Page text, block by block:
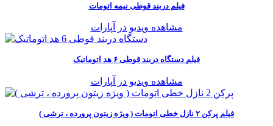
فیلم دربند قوطی نیمه اتومات
مشاهده ویدیو در آپارات
فیلم دستگاه دربند قوطی ۶ هد اتوماتیک
مشاهده ویدیو در آپارات
فیلم پرکن ۲ نازل خطی اتومات ( ویژه زیتون پرورده ، ترشی )